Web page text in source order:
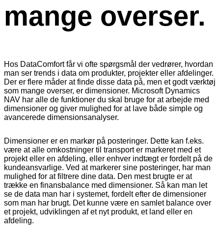
mange overser.
Hos DataComfort får vi ofte spørgsmål der vedrører, hvordan
man ser trends i data om produkter, projekter eller afdelinger.
Der er flere måder at finde disse data på, men et godt værktøj
som mange overser, er dimensioner. Microsoft Dynamics
NAV har alle de funktioner du skal bruge for at arbejde med
dimensioner og giver mulighed for at lave både simple og
avancerede dimensionsanalyser.
Dimensioner er en markør på posteringer. Dette kan f.eks.
være at alle omkostninger til transport er markeret med et
projekt eller en afdeling, eller enhver indtægt er fordelt på de
kundeansvarlige. Ved at markerer sine posteringer, har man
mulighed for at filtrere dine data. Den mest brugte er at
trække en finansbalance med dimensioner. Så kan man let
se de data man har i systemet, fordelt efter de dimensioner
som man har brugt. Det kunne være en samlet balance over
et projekt, udviklingen af et nyt produkt, et land eller en
afdeling.